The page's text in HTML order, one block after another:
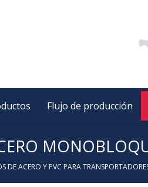
Flujo de producción
DE ACERO Y PVC PARA